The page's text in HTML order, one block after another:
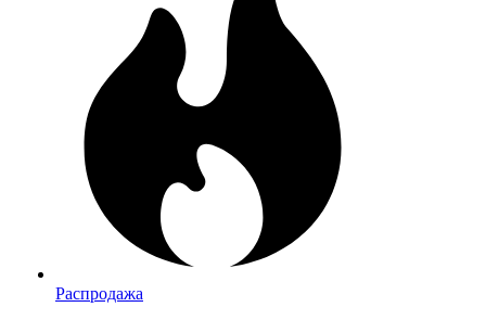
Распродажа